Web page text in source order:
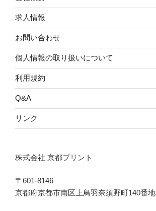
求人情報
お問い合わせ
個人情報の取り扱いについて
利用規約
Q&A
リンク
株式会社 京都プリント
〒601-8146
京都府京都市南区上鳥羽奈須野町140番地